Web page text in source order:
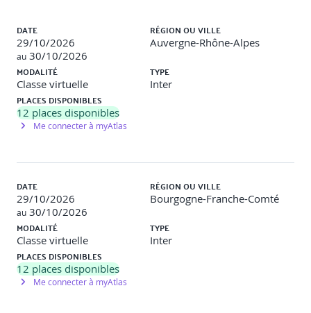
Mobiliser par le leadership et l'exemplarité : rôle du
manager comme leader, postures de communication
impactantes
Favoriser la coopération inter-équipes
Mise en pratique réelle : préparation et animation
d'un moment d'embarquement d'équipe
Synthèse et plan de consolidation à 30 jours
Vidéo de consolidation, quiz d'évaluation, mission
Outils utilisés
HubSpot, Objow, Qobra, Loom, ChatGPT, Canva
Livrables
e-NPS commerciaux de l'équipe
DATE
29/10/2026
au 30/10/2026
RÉGION OU VILLE
Auvergne-Rhône-Alpes
MODALITÉ
Classe virtuelle
TYPE
Inter
PLACES DISPONIBLES
12 places disponibles
Me connecter à myAtlas
DATE
29/10/2026
au 30/10/2026
RÉGION OU VILLE
Bourgogne-Franche-Comté
MODALITÉ
Classe virtuelle
TYPE
Inter
PLACES DISPONIBLES
12 places disponibles
Me connecter à myAtlas